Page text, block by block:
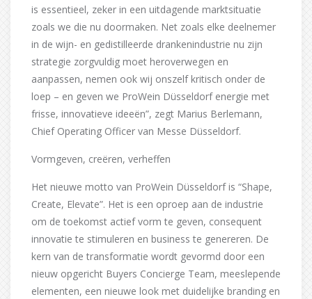
is essentieel, zeker in een uitdagende marktsituatie
zoals we die nu doormaken. Net zoals elke deelnemer
in de wijn- en gedistilleerde drankenindustrie nu zijn
strategie zorgvuldig moet heroverwegen en
aanpassen, nemen ook wij onszelf kritisch onder de
loep – en geven we ProWein Düsseldorf energie met
frisse, innovatieve ideeën”, zegt Marius Berlemann,
Chief Operating Officer van Messe Düsseldorf.
Vormgeven, creëren, verheffen
Het nieuwe motto van ProWein Düsseldorf is “Shape,
Create, Elevate”. Het is een oproep aan de industrie
om de toekomst actief vorm te geven, consequent
innovatie te stimuleren en business te genereren. De
kern van de transformatie wordt gevormd door een
nieuw opgericht Buyers Concierge Team, meeslepende
elementen, een nieuwe look met duidelijke branding en